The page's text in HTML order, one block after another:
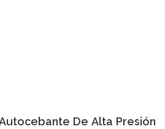
De Alta Presión